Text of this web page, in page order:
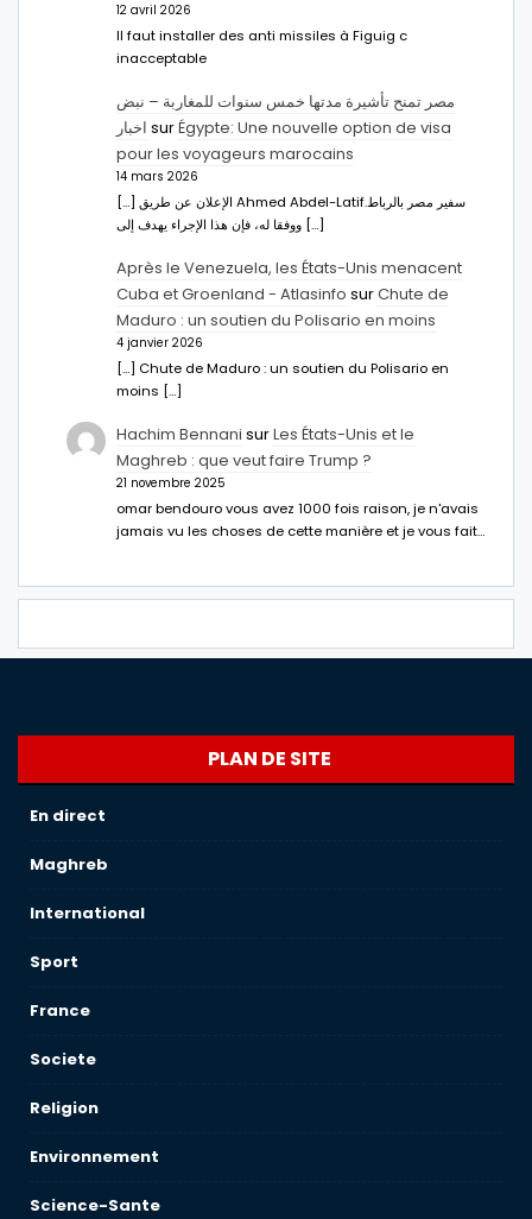
12 avril 2026
Il faut installer des anti missiles à Figuig c
inacceptable
مصر تمنح تأشيرة مدتها خمس سنوات للمغاربة – نبض
اخبار surÉgypte: Une nouvelle option de visa
pour les voyageurs marocains
14 mars 2026
[…] الإعلان عن طريق Ahmed Abdel-Latifسفير مصر بالرباط.
ووفقا له، فإن هذا الإجراء يهدف إلى […]
Après le Venezuela, les États-Unis menacent
Cuba et Groenland - Atlasinfo surChute de
Maduro : un soutien du Polisario en moins
4 janvier 2026
[…] Chute de Maduro : un soutien du Polisario en
moins […]
Hachim Bennani surLes États-Unis et le
Maghreb : que veut faire Trump ?
21 novembre 2025
omar bendouro vous avez 1000 fois raison, je n'avais
jamais vu les choses de cette manière et je vous fait…
PLAN DE SITE
En direct
Maghreb
International
Sport
France
Societe
Religion
Environnement
Science-Sante